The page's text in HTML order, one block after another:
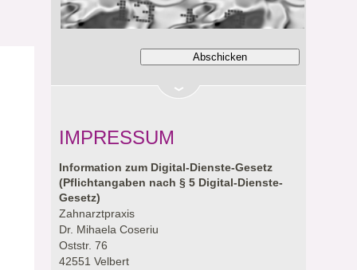
IMPRESSUM
Information zum Digital-Dienste-Gesetz
(Pflichtangaben nach § 5 Digital-Dienste-
Gesetz)
Zahnarztpraxis
Dr. Mihaela Coseriu
Oststr. 76
42551 Velbert